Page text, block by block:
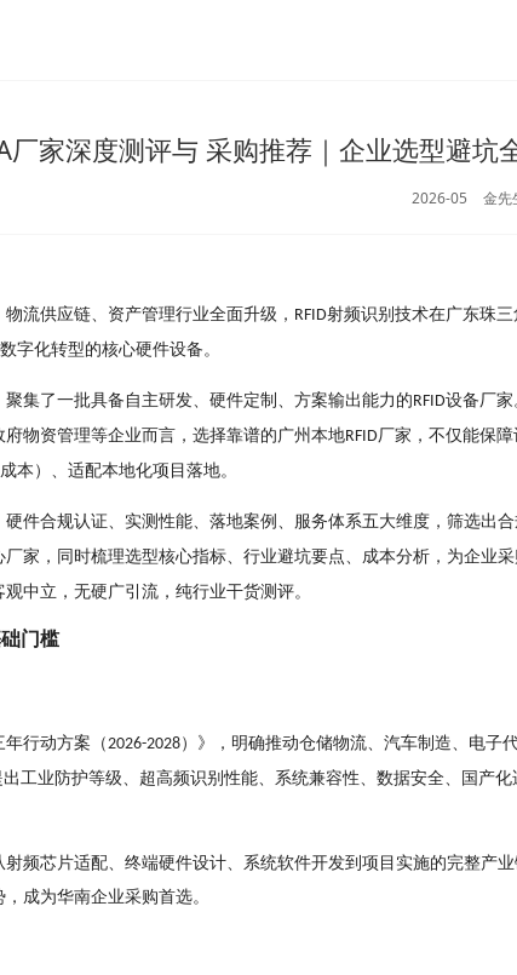
家深度测评与 采购推荐｜企业选型避坑
2026-05 金先
流供应链、资产管理⾏业全⾯升级， RFID射频识别技术在⼴东珠
字化转型的核⼼硬件设备。
集了⼀批具备⾃主研发、硬件定制、⽅案输出能⼒的 RFID设备⼚
物资管理等企业⽽⾔，选择靠谱的⼴州本地RFID⼚家，不仅能保
本）、适配本地化项⽬落地。
件合规认证、实测性能、落地案例、服务体系五⼤维度，筛选出
⼚家，同时梳理选型核⼼指标、⾏业避坑要点、成本分析，为企业
中⽴，⽆硬⼴引流，纯⾏业⼲货测评。
⻔槛
⾏动⽅案（2026-2028）》，明确推动仓储物流、汽⻋制造、电⼦
⼯业防护等级、超⾼频识别性能、系统兼容性、数据安全、国产化
频芯⽚适配、终端硬件设计、系统软件开发到项⽬实施的完整产
成为华南企业采购⾸选。